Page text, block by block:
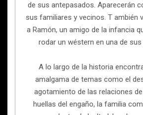
de sus antepasados. Aparecerán
sus familiares y vecinos. T ambién
a Ramón, un amigo de la infancia
rodar un wéstern en una de sus
A lo largo de la historia
amalgama de temas como el
agotamiento de las relaciones
huellas del engaño, la familia